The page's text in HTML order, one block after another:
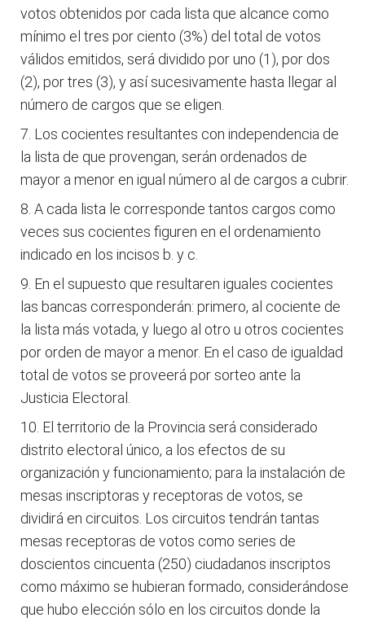
votos obtenidos por cada lista que alcance como
mínimo el tres por ciento (3%) del total de votos
válidos emitidos, será dividido por uno (1), por dos
(2), por tres (3), y así sucesivamente hasta llegar al
número de cargos que se eligen.
Los cocientes resultantes con independencia de
la lista de que provengan, serán ordenados de
mayor a menor en igual número al de cargos a cubrir.
A cada lista le corresponde tantos cargos como
veces sus cocientes figuren en el ordenamiento
indicado en los incisos b. y c.
En el supuesto que resultaren iguales cocientes
las bancas corresponderán: primero, al cociente de
la lista más votada, y luego al otro u otros cocientes
por orden de mayor a menor. En el caso de igualdad
total de votos se proveerá por sorteo ante la
Justicia Electoral.
El territorio de la Provincia será considerado
distrito electoral único, a los efectos de su
organización y funcionamiento; para la instalación de
mesas inscriptoras y receptoras de votos, se
dividirá en circuitos. Los circuitos tendrán tantas
mesas receptoras de votos como series de
doscientos cincuenta (250) ciudadanos inscriptos
como máximo se hubieran formado, considerándose
que hubo elección sólo en los circuitos donde la